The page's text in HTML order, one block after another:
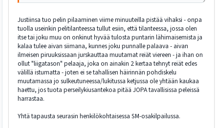
Justiinsa tuo pelin pilaaminen viime minuuteilla pistää vihaksi - onpa
tuolla useinkin pelitilanteessa tullut esiin, että tilanteessa, jossa olen
itse tai joku muu on onkinut hyvää tulosta puntarin lähimaisemista ja
kalaa tulee aivan siimana, kunnes joku punnalle palaava - aivan
ilmeisen piruuksissaan jurskauttaa muutamat reiät viereen - ja ihan on
ollut "liigatason" pelaaja, joka on ainakin 2 kertaa tehnyt reiät edes
välillä istumatta - joten ei se tahallisen häirinnän pohdiskelu
muutamassa jo sulkeutuneessa/lukitussa ketjussa ole yhtään kaukaa
haettu, jos tuota perseilykiusantekoa pitää JOPA tavallisissa peleissä
harrastaa.
Yhtä tapausta seurasin henkilökohtaisessa SM-osakilpailussa.